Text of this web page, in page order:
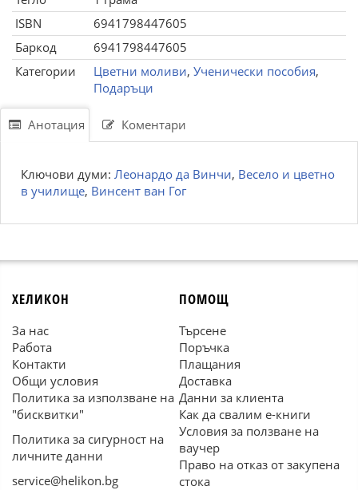
ISBN
6941798447605
Баркод
6941798447605
Категории
Цветни моливи, Ученически пособия,
Подаръци
Анотация Коментари
Ключови думи: Леонардо да Винчи, Весело и цветно
в училище, Винсент ван Гог
ХЕЛИКОН
За нас
Работа
Контакти
Общи условия
Политика за използване на
"бисквитки"
Политика за сигурност на
личните данни
service@helikon.bg
ПОМОЩ
Търсене
Поръчка
Плащания
Доставка
Данни за клиента
Как да свалим е-книги
Условия за ползване на
ваучер
Право на отказ от закупена
стока